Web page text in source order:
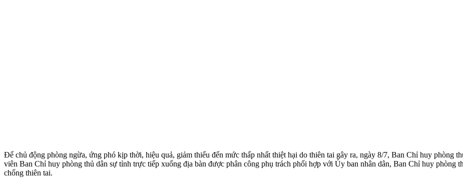
Để chủ động phòng ngừa, ứng phó kịp thời, hiệu quả, giảm thiểu đến mức thấp nhất thiệt hại do thiên tai gây ra, ngày 8/7, Ban Chỉ huy phòng
viên Ban Chỉ huy phòng thủ dân sự tỉnh trực tiếp xuống địa bàn được phân công phụ trách phối hợp với Ủy ban nhân dân, Ban Chỉ huy phòng
chống thiên tai.